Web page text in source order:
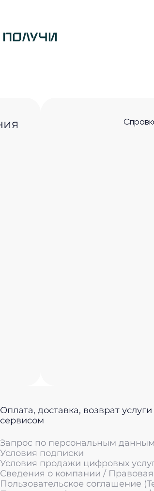
получи
Оплата, доставка, возврат
сервисом
Запрос по персональным данным
Условия подписки
Условия продажи цифровых
Сведения о компании /
Пользовательское соглашение